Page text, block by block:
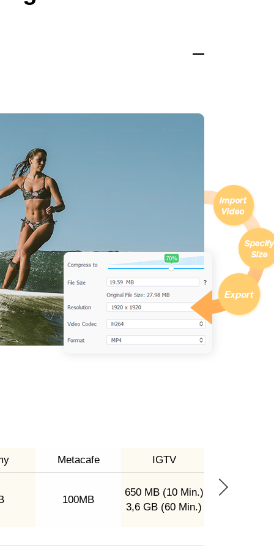
Metacafe IGTV
100MB
650 MB (10 Min.)
3,6 GB (60 Min.)
650 MB
Minuten) 3,6